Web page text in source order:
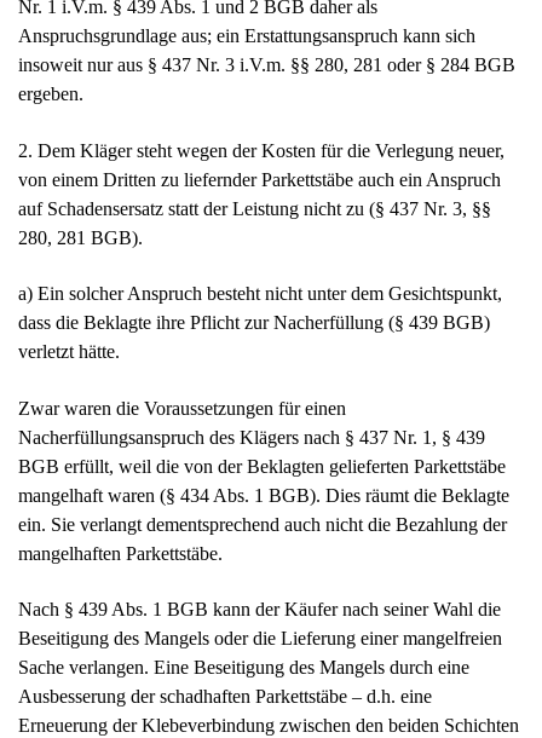
280, 281 BGB).
a) Ein solcher Anspruch besteht nicht unter dem Gesichtspunkt,
dass die Beklagte ihre Pflicht zur Nacherfüllung (§ 439 BGB)
Zwar waren die Voraussetzungen für einen
Nacherfüllungsanspruch des Klägers nach § 437 Nr. 1, § 439
BGB erfüllt, weil die von der Beklagten gelieferten Parkettstäbe
ein. Sie verlangt dementsprechend auch nicht die Bezahlung der
mangelhaften Parkettstäbe.
Beseitigung des Mangels oder die Lieferung einer mangelfreien
Sache verlangen. Eine Beseitigung des Mangels durch eine
Ausbesserung der schadhaften Parkettstäbe – d.h. eine
Erneuerung der Klebeverbindung zwischen den beiden Schichten
der Parkettstäbe – war nicht möglich; davon gehen beide Parteien
aus. Die an die Beklagte gerichtete Aufforderung des Klägers, den
mangelfreier – Parkettstäbe gerichtet; dem ist die Beklagte
innerhalb der gesetzten Frist nicht nachgekommen.
Einen Anspruch auf Schadensersatz statt der Leistung wegen